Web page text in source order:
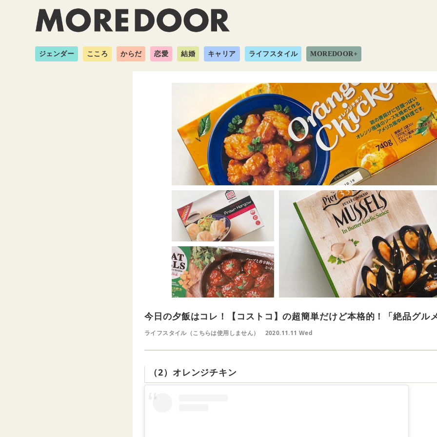
ジェンダー こころ からだ 恋愛 結婚 キャリア ライフスタイル MOREDOOR+
今日の夕飯はコレ！【コストコ】の超簡単だけど本格的！「絶品グル
ライフスタイル（こちらは使用しません） 2020.11.11 Wed
（2）オレンジチキン